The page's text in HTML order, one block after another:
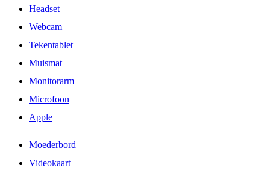
Headset
Webcam
Tekentablet
Muismat
Monitorarm
Microfoon
Apple
Moederbord
Videokaart